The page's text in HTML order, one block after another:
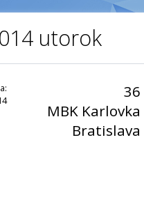
utorok
36
MBK Karlovka
Bratislava